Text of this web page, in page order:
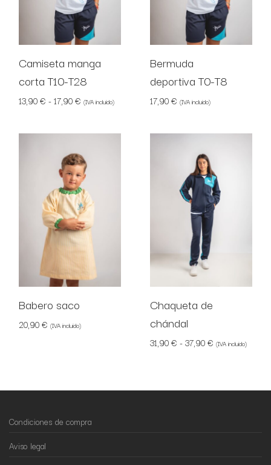
Camiseta manga
corta T10-T28
13,90€ -17,90€ Rango de precios: desde 13,90 € hasta 17,90 €
(IVA incluido)
Bermuda
deportiva T0-T8
17,90€ (IVA incluido)
Babero saco
20,90€ (IVA incluido)
Chaqueta de
chándal
31,90€ -37,90€ Rango de
(IVA incluido)
Condiciones de compra
Aviso legal